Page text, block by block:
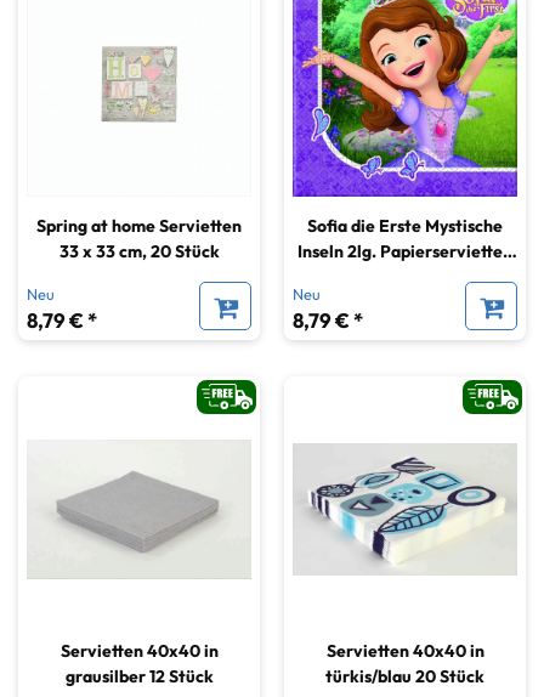
Spring at home Servietten
33 x 33 cm, 20 Stück
Neu
8,79 € *
Sofia die Erste Mystische
Inseln 2lg. Papierservietten
Neu
8,79 € *
Servietten 40x40 in
grausilber 12 Stück
Servietten 40x40 in
türkis/blau 20 Stück